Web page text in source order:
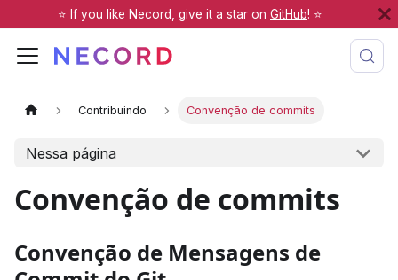
⭐️ If you like Necord, give it a star on GitHub! ⭐️
Contribuindo Convenção de commits
Nessa página
Convenção de commits
Convenção de Mensagens de